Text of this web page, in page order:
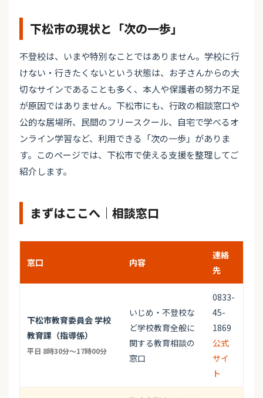
下松市の現状と「次の一歩」
不登校は、いまや特別なことではありません。学校に行
けない・行きたくないという状態は、お子さんからの大
切なサインであることも多く、本人や保護者の努力不足
が原因ではありません。下松市にも、行政の相談窓口や
公的な居場所、民間のフリースクール、自宅で学べるオ
ンライン学習など、利用できる「次の一歩」がありま
す。このページでは、下松市で使える支援を整理してご
紹介します。
まずはここへ｜相談窓口
窓口 内容
連絡
先
下松市教育委員会 学校
教育課（指導係）
平日 8時30分～17時00分
いじめ・不登校な
ど学校教育全般に
関する教育相談の
窓口
0833-
45-
1869
公式
サイ
ト